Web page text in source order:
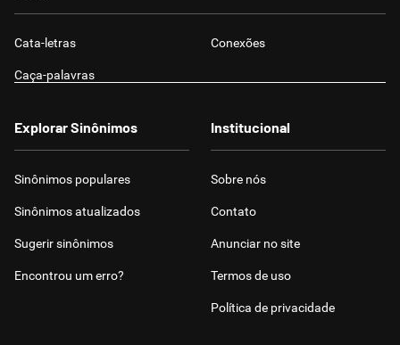
Cata-letras Conexões
Caça-palavras
Explorar Sinônimos
Sinônimos populares
Sinônimos atualizados
Sugerir sinônimos
Encontrou um erro?
Institucional
Sobre nós
Contato
Anunciar no site
Termos de uso
Política de privacidade